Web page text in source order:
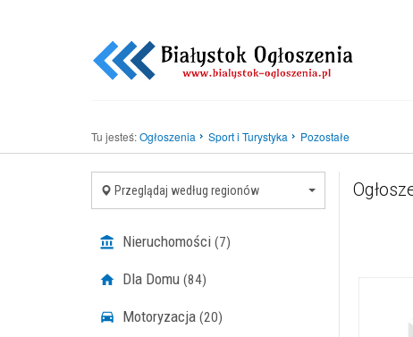
Tu jesteś:Ogłoszenia Sport i Turystyka Pozostałe
Przeglądaj według regionów
Nieruchomości (7)
Dla Domu (84)
Motoryzacja (20)